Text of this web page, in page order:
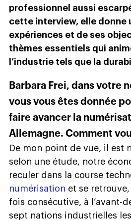
professionnel aussi
cette interview, elle donne
expériences et de ses
thèmes essentiels qui
l’industrie tels que la
Barbara Frei, dans votre
vous vous êtes donnée
faire avancer la
Allemagne. Comment
De mon point de vue, il est
selon une étude, notre
reculer dans la course
numérisation et se
fois consécutive, à l’avant-
sept nations industrielles